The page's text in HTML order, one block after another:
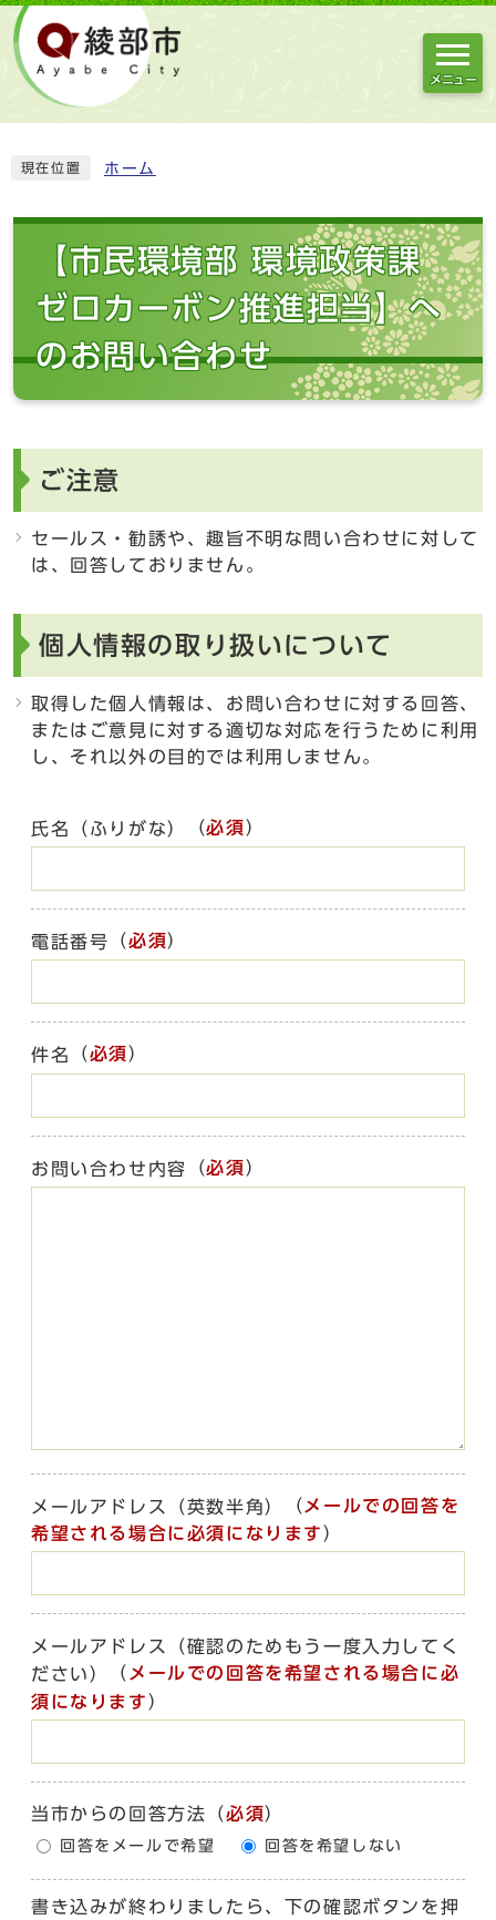
メニュー
現在位置 ホーム
【市民環境部 環境政策課
ゼロカーボン推進担当】へ
のお問い合わせ
ご注意
セールス・勧誘や、趣旨不明な問い合わせに対して
は、回答しておりません。
個人情報の取り扱いについて
取得した個人情報は、お問い合わせに対する回答、
またはご意見に対する適切な対応を行うために利用
し、それ以外の目的では利用しません。
氏名（ふりがな） （必須）
電話番号 （必須）
件名 （必須）
お問い合わせ内容 （必須）
メールアドレス（英数半角） （ メールでの回答を
希望される場合に必須になります ）
メールアドレス（確認のためもう一度入力してく
ださい）
（ メールでの回答を希望される場合に必
須になります ）
当市からの回答方法 （必須）
回答をメールで希望 回答を希望しない
書き込みが終わりましたら、下の確認ボタンを押